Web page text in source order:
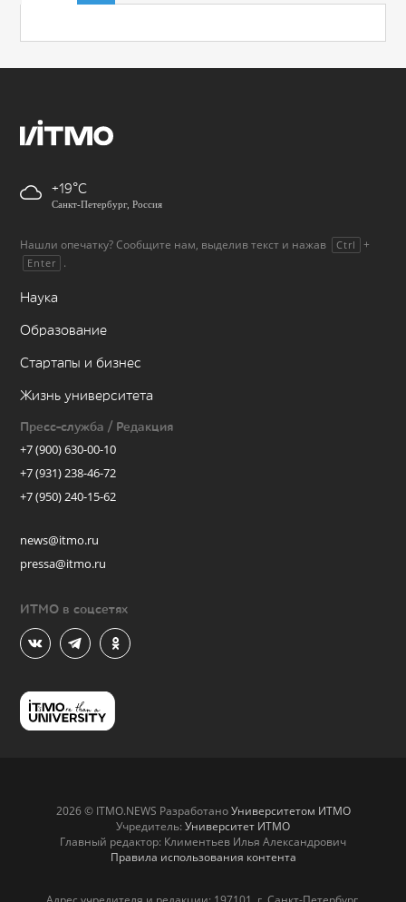
+19
Санкт-Петербург, Россия
Нашли опечатку? Сообщите нам, выделив текст и нажав Ctrl +
Enter .
Наука
Образование
Стартапы и бизнес
Жизнь университета
Пресс-служба / Редакция
+7 (900) 630-00-10
+7 (931) 238-46-72
+7 (950) 240-15-62
news@itmo.ru
pressa@itmo.ru
ИТМО в соцсетях
2026 © ITMO.NEWS РазработаноУниверситетом ИТМО
Учредитель: Университет ИТМО
Главный редактор: Климентьев Илья Александрович
Правила использования контента